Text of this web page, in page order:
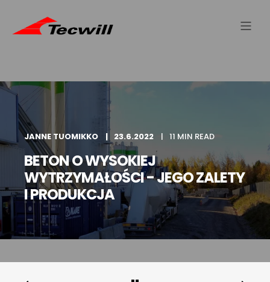
JANNE TUOMIKKO 23.6.2022 11 MIN READ
BETON O WYSOKIEJ
WYTRZYMAŁOŚCI - JEGO ZALETY
I PRODUKCJA